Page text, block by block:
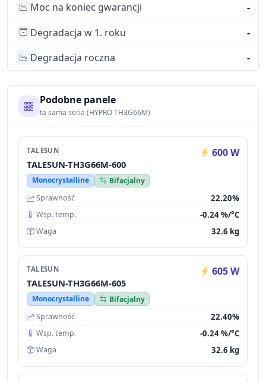
Moc na koniec gwarancji
-
Degradacja w 1. roku
-
Degradacja roczna
-
Podobne panele
ta sama seria (HYPRO TH3G66M)
TALESUN 600 W
TALESUN-TH3G66M-600
Monocrystalline
Bifacjalny
Sprawność
22.20%
Wsp. temp. -0.24 %/°C
Waga 32.6 kg
TALESUN 605 W
TALESUN-TH3G66M-605
Monocrystalline
Bifacjalny
Sprawność
22.40%
Wsp. temp. -0.24 %/°C
Waga 32.6 kg